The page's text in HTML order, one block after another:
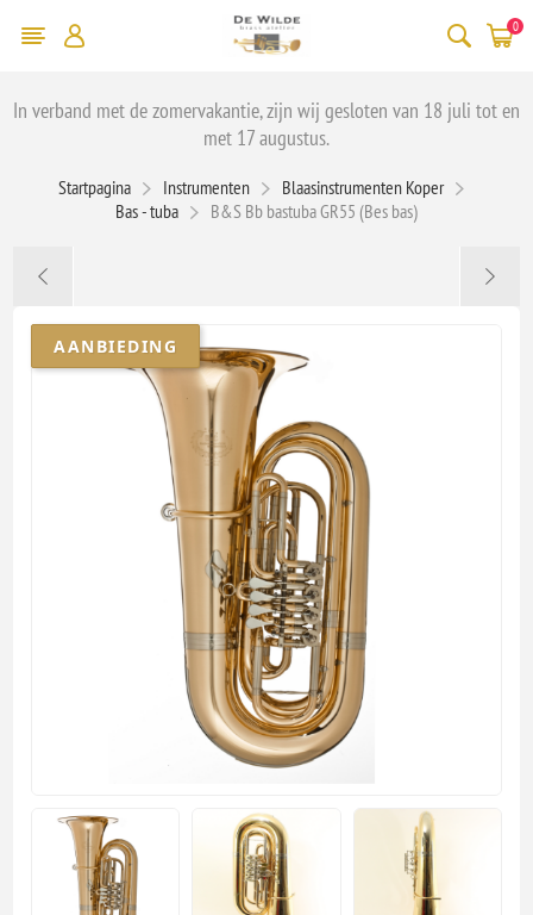
0
In verband met de zomervakantie, zijn wij gesloten van 18 juli tot en
met 17 augustus.
Startpagina Instrumenten
Blaasinstrumenten Koper
Bas - tuba
B&S Bb bastuba GR55 (Bes bas)
AANBIEDING